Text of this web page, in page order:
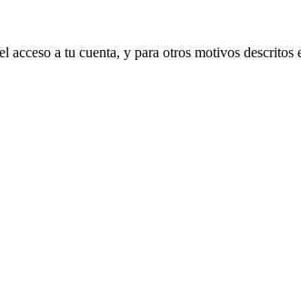
acceso a tu cuenta, y para otros motivos descritos